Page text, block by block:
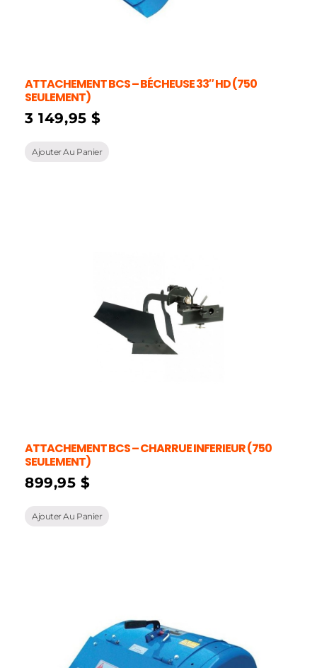
ATTACHEMENT BCS – BÉCHEUSE 33″ HD (750
SEULEMENT)
3 149,95$
Ajouter Au Panier
ATTACHEMENT BCS – CHARRUE INFERIEUR (750
SEULEMENT)
899,95$
Ajouter Au Panier